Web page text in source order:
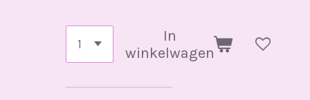
In
winkelwagen